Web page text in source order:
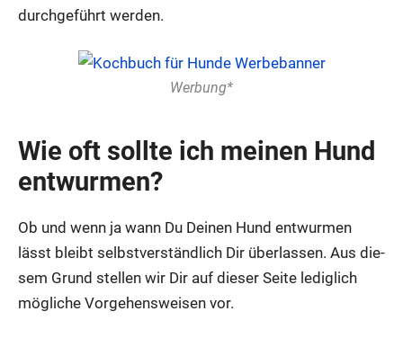
durch­ge­führt wer­den.
Wer­bung*
Wie oft soll­te ich mei­nen Hund
ent­wur­men?
Ob und wenn ja wann Du Dei­nen Hund ent­wur­men
lässt bleibt selbst­ver­ständ­lich Dir über­las­sen. Aus die­
sem Grund stel­len wir Dir auf die­ser Sei­te ledig­lich
mög­li­che Vor­ge­hens­wei­sen vor.